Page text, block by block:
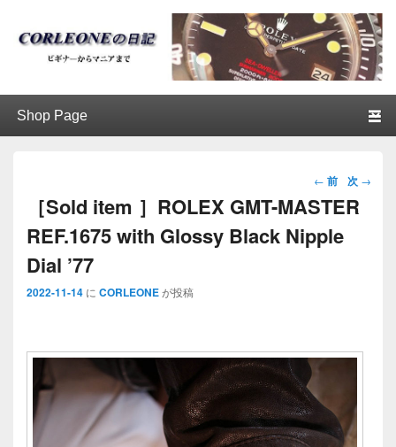
ブログ / アンティークロレックス
│CORLEONE
投稿ナビ
ゲーショ
← 前 次 →
［Sold item ］ROLEX GMT-MASTER
REF.1675 with Glossy Black Nipple
Dial ’77
2022-11-14 に CORLEONEが投稿